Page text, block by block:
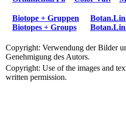
Biotope + Gruppen
Biotopes + Groups
Copyright: Verwendung der Bilder
Genehmigung des Autors.
Copyright: Use of the images and
written permission.